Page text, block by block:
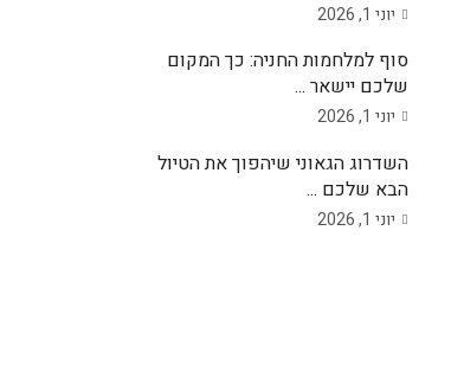
יוני 1, 2026
סוף למלחמות החניה: כך המקום
שלכם יישאר ...
יוני 1, 2026
השדרוג הגאוני שיהפוך את הטיול
הבא שלכם ...
יוני 1, 2026